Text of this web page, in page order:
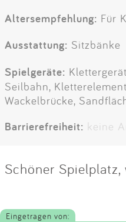
Altersempfehlung: Für
Ausstattung: Sitzbänke
Spielgeräte:
Seilbahn,
Wackelbrücke,
Barrierefreiheit: keine
Schöner
Eingetragen von: